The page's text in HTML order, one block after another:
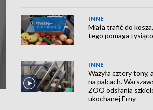
INNE
Miała trafić do
tego pomaga
INNE
Ważyła cztery tony,
na palcach.
ZOO odsłania
ukochanej Erny